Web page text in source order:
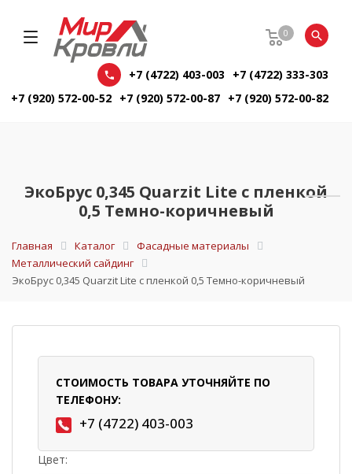
0
+7 (4722) 403-003
+7 (4722) 333-303
+7 (920) 572-00-52 +7 (920) 572-00-87 +7 (920) 572-00-82
ЭкоБрус 0,345 Quarzit Lite с пленкой
0,5 Темно-коричневый
Главная Каталог
Фасадные материалы
Металлический сайдинг
ЭкоБрус 0,345 Quarzit Lite с пленкой 0,5 Темно-коричневый
СТОИМОСТЬ ТОВАРА УТОЧНЯЙТЕ ПО
ТЕЛЕФОНУ:
+7 (4722) 403-003
Цвет: